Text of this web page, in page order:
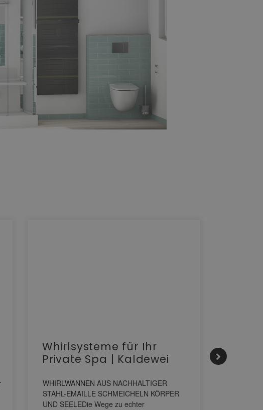
Whirlsysteme für Ihr
Private Spa | Kaldewei
WHIRLWANNEN AUS NACHHALTIGER
STAHL-EMAILLE SCHMEICHELN KÖRPER
UND SEELEDie Wege zu echter